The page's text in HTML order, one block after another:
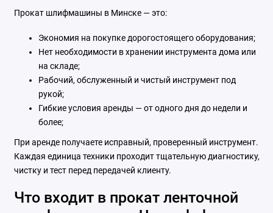
Прокат шлифмашины в Минске — это:
Экономия на покупке дорогостоящего оборудования;
Нет необходимости в хранении инструмента дома или
на складе;
Рабочий, обслуженный и чистый инструмент под
рукой;
Гибкие условия аренды — от одного дня до недели и
более;
При аренде получаете исправный, проверенный инструмент.
Каждая единица техники проходит тщательную диагностику,
чистку и тест перед передачей клиенту.
Что входит в прокат ленточной